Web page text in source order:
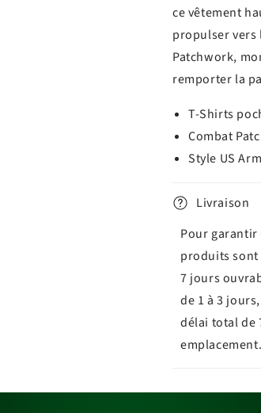
ce vêtement
propulser vers
Patchwork,
remporter la
T-Shirts
Combat
Style US
Livraison
Pour
produits
7 jours
de 1 à 3
délai total de
emplacement.